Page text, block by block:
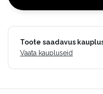
Toote saadavus
Vaata kaupluseid